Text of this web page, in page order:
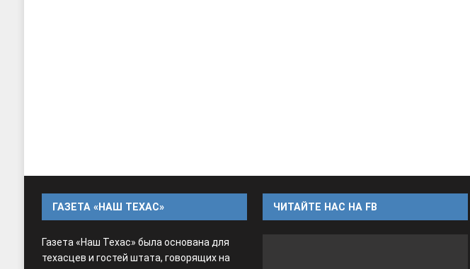
ГАЗЕТА «НАШ ТЕХАС»
Газета «Наш Техас» была основана для
техасцев и гостей штата, говорящих на
ЧИТАЙТЕ НАС НА FB